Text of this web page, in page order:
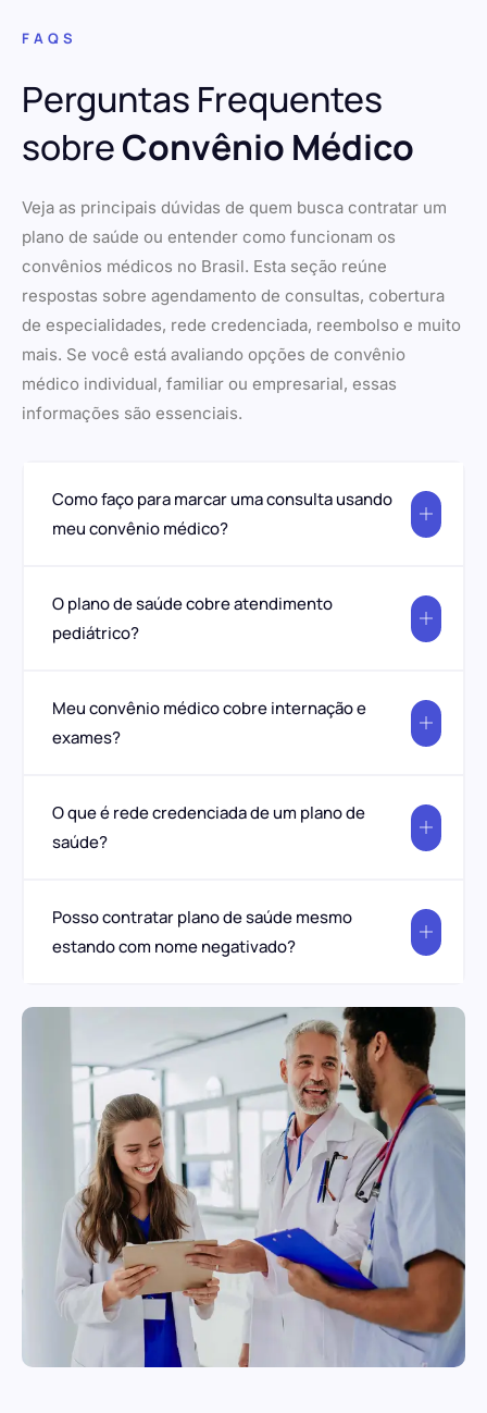
FAQS
Perguntas Frequentes
sobreConvênio Médico
Veja as principais dúvidas de quem busca contratar um
plano de saúde ou entender como funcionam os
convênios médicos no Brasil. Esta seção reúne
respostas sobre agendamento de consultas, cobertura
de especialidades, rede credenciada, reembolso e muito
mais. Se você está avaliando opções de convênio
médico individual, familiar ou empresarial, essas
informações são essenciais.
Como faço para marcar uma consulta usando
meu convênio médico?
O plano de saúde cobre atendimento
pediátrico?
Meu convênio médico cobre internação e
exames?
O que é rede credenciada de um plano de
saúde?
Posso contratar plano de saúde mesmo
estando com nome negativado?